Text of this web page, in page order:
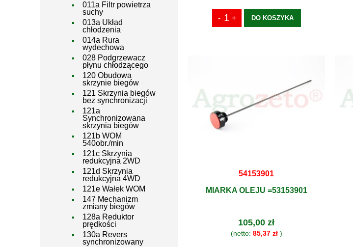
011a Filtr powietrza
suchy
013a Układ
chłodzenia
014a Rura
wydechowa
028 Podgrzewacz
płynu chłodzącego
120 Obudowa
skrzynie biegów
121 Skrzynia biegów
bez synchronizacji
121a
Synchronizowana
skrzynia biegów
121b WOM
540obr./min
121c Skrzynia
redukcyjna 2WD
121d Skrzynia
redukcyjna 4WD
121e Wałek WOM
147 Mechanizm
zmiany biegów
128a Reduktor
prędkości
130a Revers
synchronizowany
DO KOSZYKA
54153901
MIARKA OLEJU =53153901
105,00 zł
(netto: 85,37 zł)